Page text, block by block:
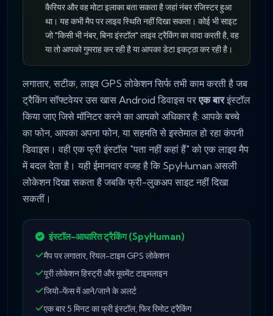
कैरियर और वह मोटा इलाका बता सकता है जहां नंबर रजिस्टर हुआ
था। यह कभी मैप पर लाइव स्थिति नहीं दिखा सकता। कोई भी साइट
जो "किसी भी नंबर, बिना इंस्टॉल" लाइव ट्रैकिंग का वादा करती है, वह
या तो आपको गुमराह कर रही है या आपका डेटा इकट्ठा कर रही है।
लगातार, सटीक, लाइव GPS लोकेशन सिर्फ तभी काम करती है जब
ट्रैकिंग सॉफ्टवेयर उस खास Android डिवाइस परएक बारइंस्टॉल
किया जाए जिसे मॉनिटर करने का आपको अधिकार है: आपके बच्चे
का फोन, आपका अपना फोन, या सहमति से इस्तेमाल हो रहा कंपनी
डिवाइस। वही एक फ्री इंस्टॉल "पता नहीं कहां हैं" को एक लाइव मैप
में बदल देता है। यही ईमानदार वजह है कि SpyHuman असली
लोकेशन दिखा सकता है जबकि फ्री-लुकअप साइट नहीं दिखा
सकतीं।
इंस्टॉल-आधारित ट्रैकिंग (SpyHuman)
मैप पर लगातार, रियल-टाइम GPS लोकेशन
पूरी लोकेशन हिस्ट्री और मूवमेंट टाइमलाइन
जियो-फेंस में आने/जाने के अलर्ट
एक बार 5 मिनट का फ्री इंस्टॉल, फिर रिमोट ट्रैकिंग